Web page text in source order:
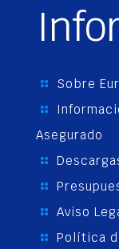
Sobre
Asegurado
Aviso
Política